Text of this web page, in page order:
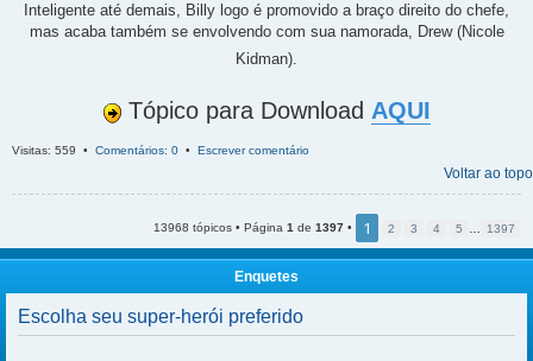
Inteligente até demais, Billy logo é promovido a braço direito do chefe,
mas acaba também se envolvendo com sua namorada, Drew (Nicole
Kidman).
Tópico para Download AQUI
Visitas: 559 • Comentários: 0 • Escrever comentário
Voltar ao topo
13968 tópicos • Página 1 de 1397 • 1 2 3 4 5 1397
Enquetes
Escolha seu super-herói preferido